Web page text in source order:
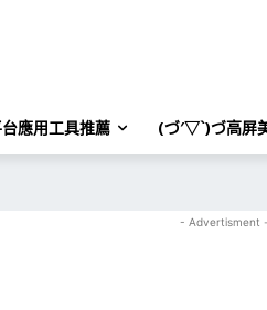
應用工具推薦 (づ′▽`)づ高屏
- Advertisment -